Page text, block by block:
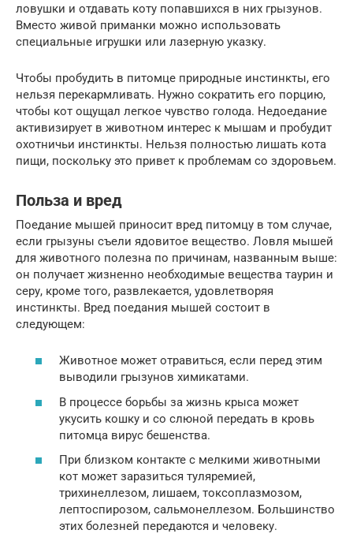
ловушки и отдавать коту попавшихся в них грызунов.
Вместо живой приманки можно использовать
специальные игрушки или лазерную указку.
Чтобы пробудить в питомце природные инстинкты, его
нельзя перекармливать. Нужно сократить его порцию,
чтобы кот ощущал легкое чувство голода. Недоедание
активизирует в животном интерес к мышам и пробудит
охотничьи инстинкты. Нельзя полностью лишать кота
пищи, поскольку это привет к проблемам со здоровьем.
Польза и вред
Поедание мышей приносит вред питомцу в том случае,
если грызуны съели ядовитое вещество. Ловля мышей
для животного полезна по причинам, названным выше:
он получает жизненно необходимые вещества таурин и
серу, кроме того, развлекается, удовлетворяя
инстинкты. Вред поедания мышей состоит в
следующем:
Животное может отравиться, если перед этим
выводили грызунов химикатами.
В процессе борьбы за жизнь крыса может
укусить кошку и со слюной передать в кровь
питомца вирус бешенства.
При близком контакте с мелкими животными
кот может заразиться туляремией,
трихинеллезом, лишаем, токсоплазмозом,
лептоспирозом, сальмонеллезом. Большинство
этих болезней передаются и человеку.